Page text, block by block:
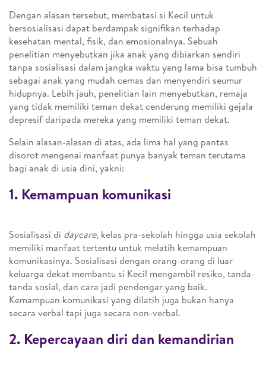
Dengan alasan tersebut, membatasi si Kecil untuk
bersosialisasi dapat berdampak signifikan terhadap
kesehatan mental, fisik, dan emosionalnya. Sebuah
penelitian menyebutkan jika anak yang dibiarkan sendiri
tanpa sosialisasi dalam jangka waktu yang lama bisa tumbuh
sebagai anak yang mudah cemas dan menyendiri seumur
hidupnya. Lebih jauh, penelitian lain menyebutkan, remaja
yang tidak memiliki teman dekat cenderung memiliki gejala
depresif daripada mereka yang memiliki teman dekat.
Selain alasan-alasan di atas, ada lima hal yang pantas
disorot mengenai manfaat punya banyak teman terutama
bagi anak di usia dini, yakni:
1. Kemampuan komunikasi
Sosialisasi di daycare, kelas pra-sekolah hingga usia sekolah
memiliki manfaat tertentu untuk melatih kemampuan
komunikasinya. Sosialisasi dengan orang-orang di luar
keluarga dekat membantu si Kecil mengambil resiko, tanda-
tanda sosial, dan cara jadi pendengar yang baik.
Kemampuan komunikasi yang dilatih juga bukan hanya
secara verbal tapi juga secara non-verbal.
2. Kepercayaan diri dan kemandirian